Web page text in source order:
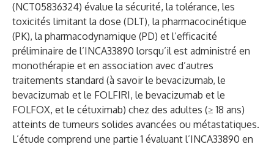
(NCT05836324) évalue la sécurité, la tolérance, les
toxicités limitant la dose (DLT), la pharmacocinétique
(PK), la pharmacodynamique (PD) et l’efficacité
préliminaire de l’INCA33890 lorsqu’il est administré en
monothérapie et en association avec d’autres
traitements standard (à savoir le bevacizumab, le
bevacizumab et le FOLFIRI, le bevacizumab et le
FOLFOX, et le cétuximab) chez des adultes (≥ 18 ans)
atteints de tumeurs solides avancées ou métastatiques.
L’étude comprend une partie 1 évaluant l’INCA33890 en